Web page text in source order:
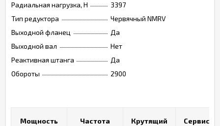
Радиальная нагрузка, Н
3397
Тип редуктора
Червячный NMRV
Выходной фланец
Да
Выходной вал
Нет
Реактивная штанга
Да
Обороты
2900
Мощность
Частота
Крутящий
Сервис-
Мощность
Частота
Крутящий
Сервис-